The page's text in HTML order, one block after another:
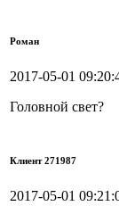
Роман
2017-05-01
Головной свет?
Клиент 271987
2017-05-01